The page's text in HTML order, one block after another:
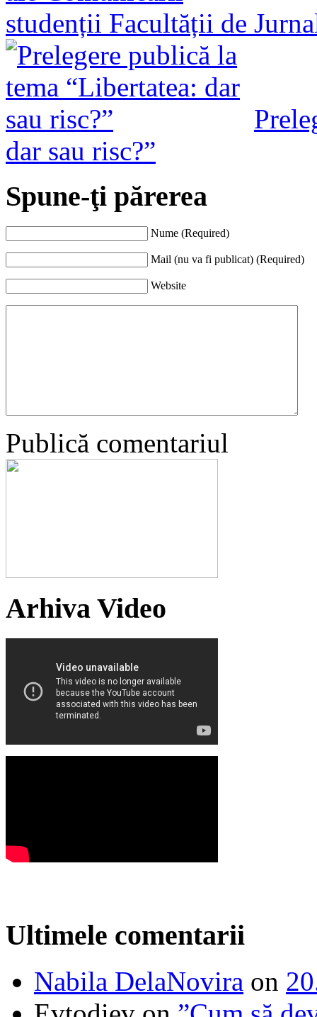
studenții Facultății de
dar sau risc?”
Spune-ţi părerea
Nume (Required)
Mail (nu va fi publicat) (Required)
Website
Publică comentariul
Arhiva Video
Ultimele comentarii
Nabila DelaNovira on